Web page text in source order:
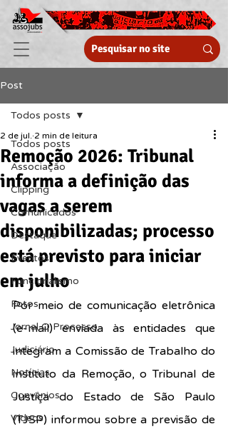
Post
Todos posts
Associação
Clipping
Comunicados
Destaque
Eventos
Funcionalismo
Fotos
Jornal O Processo
Judiciário
Notícias
Convênios
Vídeos
Todos posts
Remoção 2026: Tribunal
informa a definição das
vagas a serem
disponibilizadas; processo
está previsto para iniciar
em julho
2 de jul. 2 min de leitura
Por meio de comunicação eletrônica
(e-mail) enviada às entidades que
integram a Comissão de Trabalho do
instituto da Remoção, o Tribunal de
Justiça do Estado de São Paulo
(TJSP) informou sobre a previsão de